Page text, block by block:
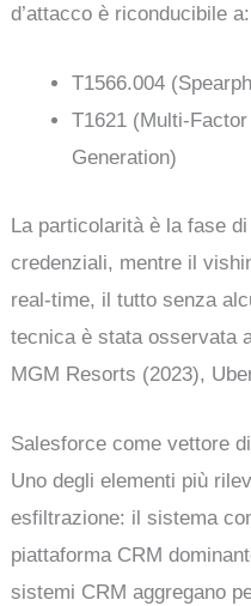
d’attacco è riconducibile a:
T1566.004
T1621 (Multi-
Generation)
La particolarità è la fase
credenziali, mentre il
real-time, il tutto senza
tecnica è stata osservata
MGM Resorts (2023),
Salesforce come vettore
Uno degli elementi più
esfiltrazione: il sistema
piattaforma CRM
sistemi CRM aggregano